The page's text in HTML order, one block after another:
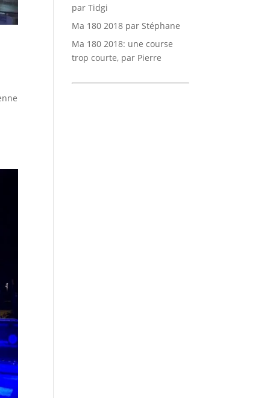
par Tidgi
Ma 180 2018 par Stéphane
Ma 180 2018: une course
trop courte, par Pierre